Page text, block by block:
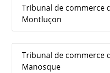
Tribunal de commerce
Montluçon
Tribunal de commerce
Manosque